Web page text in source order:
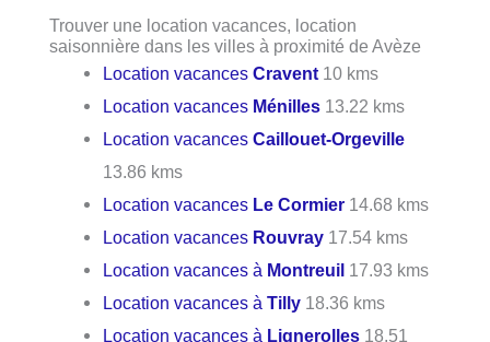
Trouver une location vacances, location
saisonnière dans les villes à proximité de Avèze
Location vacancesCravent 10 kms
Location vacances Ménilles 13.22 kms
Location vacancesCaillouet-Orgeville
13.86 kms
Location vacances Le Cormier 14.68 kms
Location vacances Rouvray 17.54 kms
Location vacances à Montreuil 17.93 kms
Location vacances àTilly 18.36 kms
Location vacances à Lignerolles 18.51